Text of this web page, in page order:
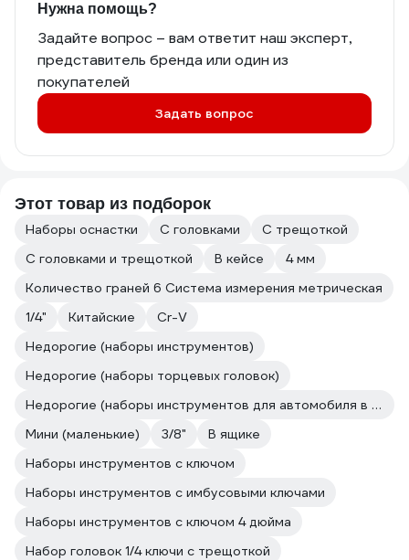
Нужна помощь?
Задайте вопрос – вам ответит наш эксперт,
представитель бренда или один из
покупателей
Задать вопрос
Этот товар из подборок
Наборы оснастки С головками
С трещоткой
С головками и трещоткой
В кейсе
4 мм
Количество граней 6 Система измерения метрическая
1/4"
Китайские
Cr-V
Недорогие (наборы инструментов)
Недорогие (наборы торцевых головок)
Недорогие (наборы инструментов для автомобиля в чемодане)
Мини (маленькие)
3/8"
В ящике
Наборы инструментов с ключом
Наборы инструментов с имбусовыми ключами
Наборы инструментов с ключом 4 дюйма
Набор головок 1/4 ключи с трещоткой